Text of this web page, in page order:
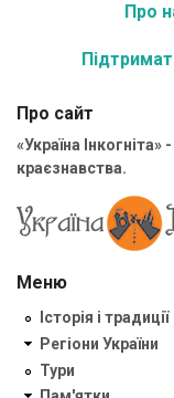
Про
Про сайт
«Україна
краєзнавства.
Меню
Історія і традиції
Регіони України
Тури